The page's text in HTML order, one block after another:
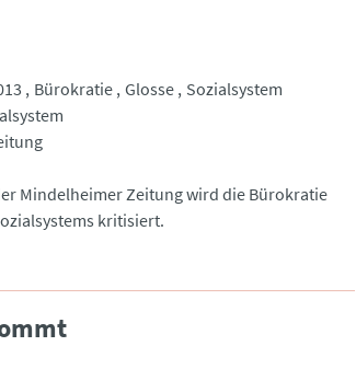
Bürokratie Glosse
Sozialsystem
Mindelheimer Zeitung wird die Bürokratie
kritisiert.